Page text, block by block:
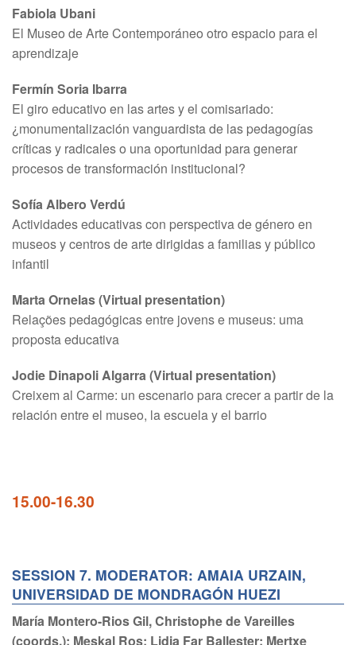
Fabiola Ubani
El Museo de Arte Contemporáneo otro espacio para el
aprendizaje
Fermín Soria Ibarra
El giro educativo en las artes y el comisariado:
¿monumentalización vanguardista de las pedagogías
críticas y radicales o una oportunidad para generar
procesos de transformación institucional?
Sofía Albero Verdú
Actividades educativas con perspectiva de género en
museos y centros de arte dirigidas a familias y público
infantil
Marta Ornelas (Virtual presentation)
Relações pedagógicas entre jovens e museus: uma
proposta educativa
Jodie Dinapoli Algarra (Virtual presentation)
Creixem al Carme: un escenario para crecer a partir de la
relación entre el museo, la escuela y el barrio
15.00-16.30
SESSION 7. MODERATOR: AMAIA URZAIN,
UNIVERSIDAD DE MONDRAGÓN HUEZI
María Montero-Rios Gil, Christophe de Vareilles
(coords.); Meskal Ros; Lidia Far Ballester; Mertxe